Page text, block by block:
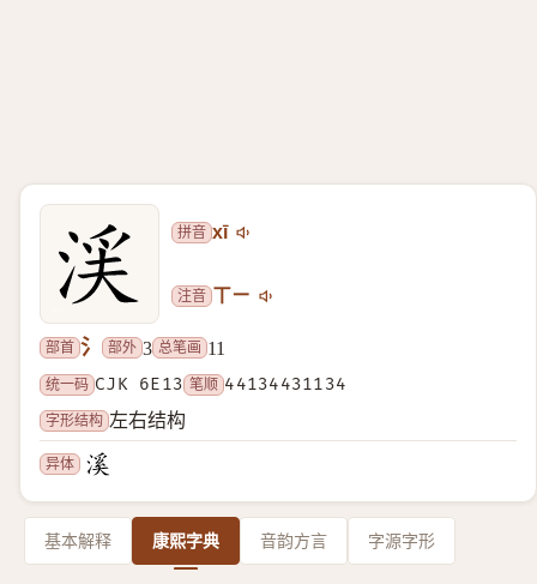
拼音 xī
注音 ㄒㄧ
部首 氵 部外 3 总笔画 11
统一码 CJK 6E13 笔顺 44134431134
字形结构 左右结构
异体
基本解释 康熙字典 音韵方言 字源字形